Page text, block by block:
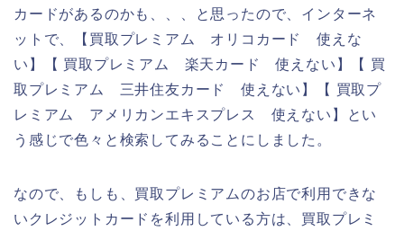
カードがあるのかも、、、と思ったので、インターネ
ットで、【買取プレミアム オリコカード 使えな
い】【 買取プレミアム 楽天カード 使えない】【 買
取プレミアム 三井住友カード 使えない】【 買取プ
レミアム アメリカンエキスプレス 使えない】とい
う感じで色々と検索してみることにしました。
なので、もしも、買取プレミアムのお店で利用できな
いクレジットカードを利用している方は、買取プレミ